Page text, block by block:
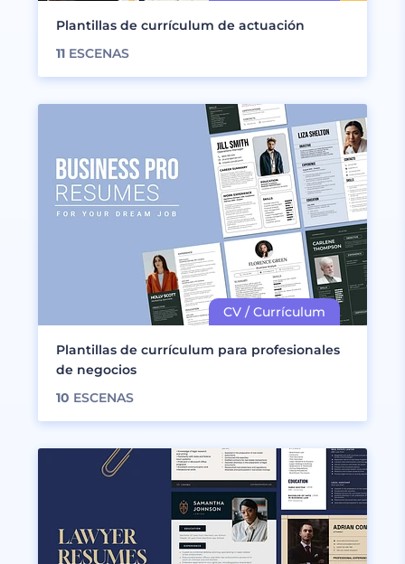
Plantillas de currículum de actuación
11 ESCENAS
Plantillas de currículum para profesionales
de negocios
10 ESCENAS